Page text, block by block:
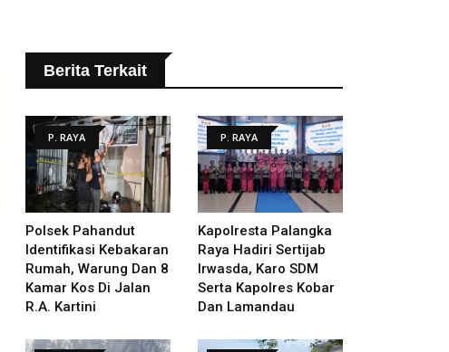
Berita Terkait
P. RAYA
Polsek Pahandut
Identifikasi Kebakaran
Rumah, Warung Dan 8
Kamar Kos Di Jalan
R.A. Kartini
P. RAYA
Kapolresta Palangka
Raya Hadiri Sertijab
Irwasda, Karo SDM
Serta Kapolres Kobar
Dan Lamandau